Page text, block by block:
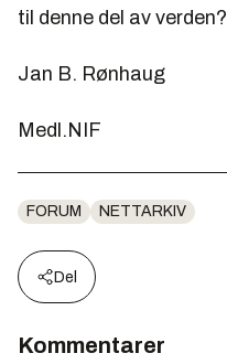
til denne del av verden?
Jan B. Rønhaug
Medl.NIF
FORUM NETTARKIV
Del
Kommentarer